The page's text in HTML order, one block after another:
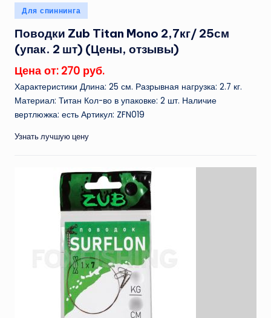
Опубликовано
в
Для спиннинга
Поводки Zub Titan Mono 2,7кг/ 25см
(упак. 2 шт) (Цены, отзывы)
Цена от: 270 руб.
Характеристики Длина: 25 см. Разрывная нагрузка: 2.7 кг.
Материал: Титан Кол-во в упаковке: 2 шт. Наличие
вертлюжка: есть Артикул: ZFN019
Узнать лучшую цену